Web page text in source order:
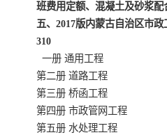
班费用定额、混凝土及砂浆
五、2017版内蒙古自治区市政
310
一册 通用工程
第二册 道路工程
第三册 桥函工程
第四册 市政管网工程
第五册 水处理工程
广西建筑安装工程预算定
*考军校教材
海南省建设工程预算定额
电力工程预算概算定额